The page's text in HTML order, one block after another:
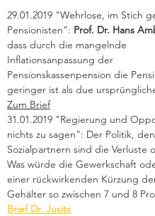
29.01.2019 "Wehrlose, im Stich
Pensionisten": Prof. Dr. Hans
dass durch die mangelnde
Inflationsanpassung der
Pensionskassenpension die
geringer ist als due
Zum Brief
31.01.2019 "Regierung und
nichts zu sagen": Der Politik, den
Sozialpartnern sind die Verluste
Was würde die Gewerkschaft
einer rückwirkenden Kürzung
Gehälter so zwischen 7 und 8
Brief Dr. Jusits